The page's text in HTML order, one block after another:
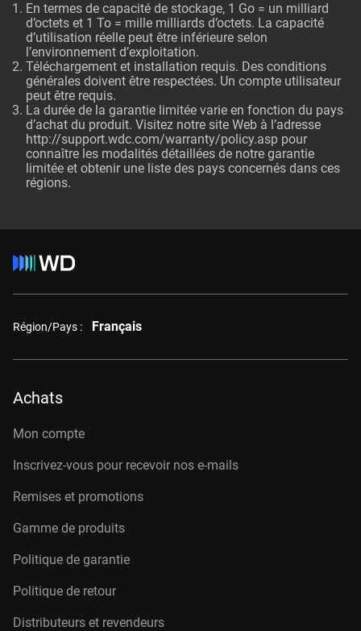
En termes de capacité de stockage, 1 Go = un milliard
d’octets et 1 To = mille milliards d’octets. La capacité
d’utilisation réelle peut être inférieure selon
l’environnement d’exploitation.
Téléchargement et installation requis. Des conditions
générales doivent être respectées. Un compte utilisateur
peut être requis.
La durée de la garantie limitée varie en fonction du pays
d’achat du produit. Visitez notre site Web à l’adresse
http://support.wdc.com/warranty/policy.asp pour
connaître les modalités détaillées de notre garantie
limitée et obtenir une liste des pays concernés dans ces
régions.
Région/Pays : Français
Achats
Mon compte
Inscrivez-vous pour recevoir nos e-mails
Remises et promotions
Gamme de produits
Politique de garantie
Politique de retour
Distributeurs et revendeurs